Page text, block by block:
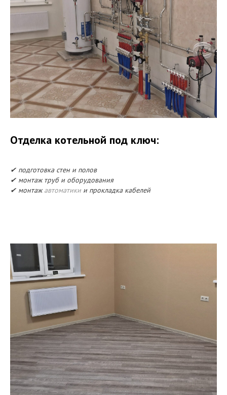
Отделка котельной под ключ:
✔ подготовка стен и полов
✔ монтаж труб и оборудования
✔ монтажавтоматики и прокладка кабелей